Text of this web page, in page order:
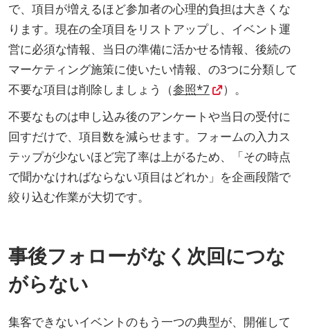
で、項目が増えるほど参加者の心理的負担は大きくな
ります。現在の全項目をリストアップし、イベント運
営に必須な情報、当日の準備に活かせる情報、後続の
マーケティング施策に使いたい情報、の3つに分類して
不要な項目は削除しましょう（参照*7
）。
不要なものは申し込み後のアンケートや当日の受付に
回すだけで、項目数を減らせます。フォームの入力ス
テップが少ないほど完了率は上がるため、「その時点
で聞かなければならない項目はどれか」を企画段階で
絞り込む作業が大切です。
事後フォローがなく次回につな
がらない
集客できないイベントのもう一つの典型が、開催して